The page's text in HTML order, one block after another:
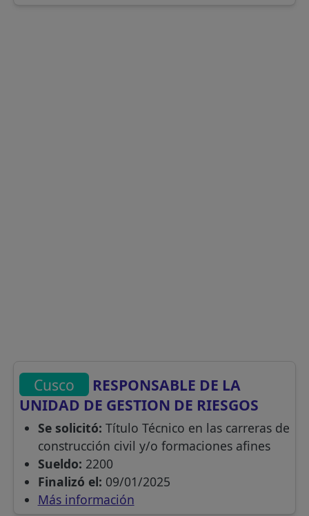
Cusco
RESPONSABLE DE LA
UNIDAD DE GESTION DE RIESGOS
Se solicitó: Título Técnico en las carreras de
construcción civil y/o formaciones afines
Sueldo: 2200
Finalizó el: 09/01/2025
Más información